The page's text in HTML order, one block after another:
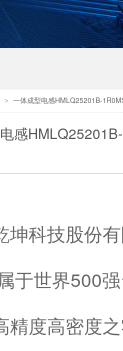
> 一体成型电感HMLQ25201B-
感
坤科技股份
于世界500
精度高密度